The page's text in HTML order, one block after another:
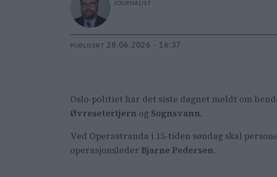
JOURNALIST
PUBLISERT 28.06.2026 - 16:37
Oslo-politiet har det siste døgnet meldt om
Øvresetertjern og Sognsvann.
Ved Operastranda i 15-tiden søndag skal
operasjonslederBjarne Pedersen.